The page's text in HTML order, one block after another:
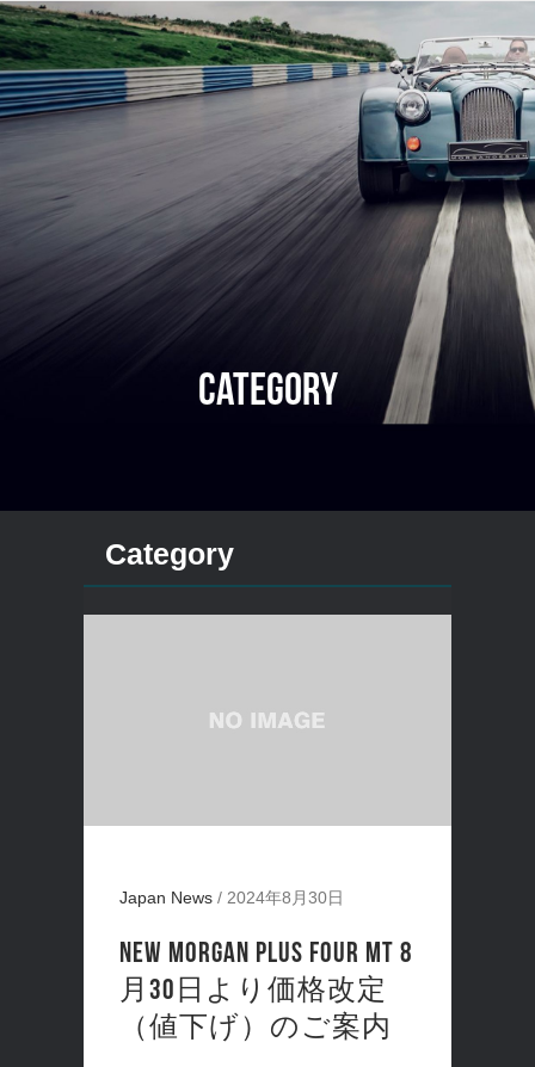
CATEGORY
Category
Japan News / 2024年8月30日
NEW MORGAN PLUS FOUR MT 8
月30日より価格改定
（値下げ）のご案内